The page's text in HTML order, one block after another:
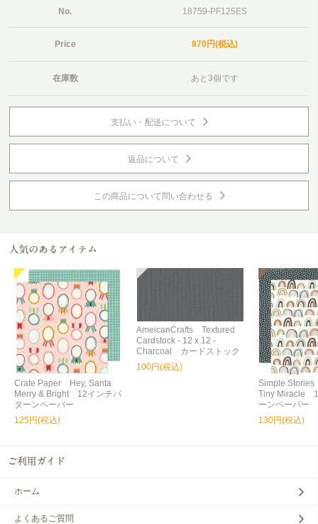
No. 18759-PF125ES
Price 870円(税込)
在庫数 あと3個です
支払い・配送について
返品について
この商品について問い合わせる
Crate Paper Hey, Santa
Merry & Bright 12インチパ
ターンペーパー
125円(税込)
AmeicanCrafts Textured
Cardstock - 12 x 12 -
Charcoal カードストック
100円(税込)
Simple
Tiny Miracle
ーンペーパー
130円(税込)
ホーム
よくあるご質問